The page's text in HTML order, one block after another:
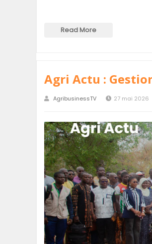
Read More
Agri Actu :
AgribusinessTV 27 mai 2026